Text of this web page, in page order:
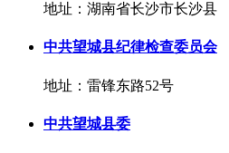
地址：湖南省长沙市长沙县
中共望城县纪律检查委员会
地址：雷锋东路52号
中共望城县委